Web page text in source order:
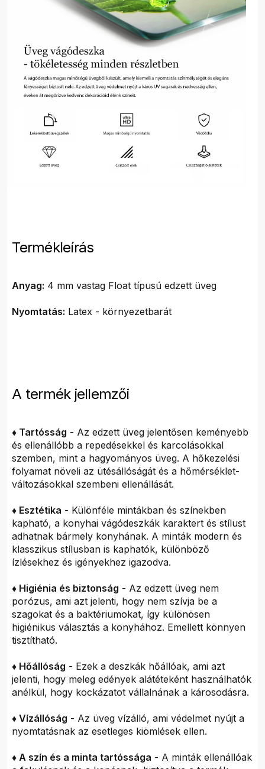
Termékleírás
Anyag: 4 mm vastag Float típusú edzett üveg
Nyomtatás: Latex - környezetbarát
A termék jellemzői
♦ Tartósság - Az edzett üveg jelentősen keményebb
és ellenállóbb a repedésekkel és karcolásokkal
szemben, mint a hagyományos üveg. A hőkezelési
folyamat növeli az ütésállóságát és a hőmérséklet-
változásokkal szembeni ellenállását.
♦ Esztétika - Különféle mintákban és színekben
kapható, a konyhai vágódeszkák karaktert és stílust
adhatnak bármely konyhának. A minták modern és
klasszikus stílusban is kaphatók, különböző
ízlésekhez és igényekhez igazodva.
♦ Higiénia és biztonság - Az edzett üveg nem
porózus, ami azt jelenti, hogy nem szívja be a
szagokat és a baktériumokat, így különösen
higiénikus választás a konyhához. Emellett könnyen
tisztítható.
♦ Hőállóság - Ezek a deszkák hőállóak, ami azt
jelenti, hogy meleg edények alátéteként használhatók
anélkül, hogy kockázatot vállalnának a károsodásra.
♦ Vízállóság - Az üveg vízálló, ami védelmet nyújt a
nyomtatásnak az esetleges kiömlések ellen.
♦ A szín és a minta tartóssága - A minták ellenállóak